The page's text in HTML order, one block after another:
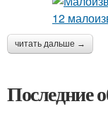
читать дальше →
Последние